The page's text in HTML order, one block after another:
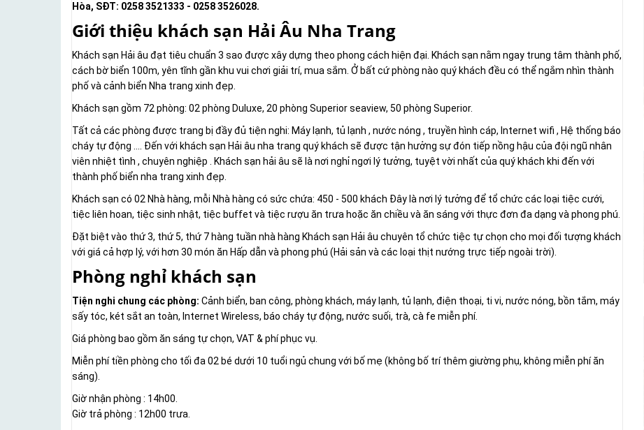
Hòa, SĐT: 0258 3521333 - 0258 3526028.
Giới thiệu khách sạn Hải Âu Nha Trang
Khách sạn Hải âu đạt tiêu chuẩn 3 sao được xây dựng theo phong cách hiện đại. Khách sạn nằm ngay trung tâm thành phố,
cách bờ biển 100m, yên tĩnh gần khu vui chơi giải trí, mua sắm. Ở bất cứ phòng nào quý khách đều có thể ngắm nhìn thành
phố và cảnh biển Nha trang xinh đẹp.
Khách sạn gồm 72 phòng: 02 phòng Duluxe, 20 phòng Superior seaview, 50 phòng Superior.
Tất cả các phòng được trang bị đầy đủ tiện nghi: Máy lạnh, tủ lạnh , nước nóng , truyền hình cáp, Internet wifi , Hệ thống báo
cháy tự động …. Đến với khách sạn Hải âu nha trang quý khách sẽ được tận hưởng sự đón tiếp nồng hậu của đội ngũ nhân
viên nhiệt tình , chuyên nghiệp . Khách sạn hải âu sẽ là nơi nghỉ ngơi lý tưởng, tuyệt vời nhất của quý khách khi đến với
thành phố biển nha trang xinh đẹp.
Khách sạn có 02 Nhà hàng, mỗi Nhà hàng có sức chứa: 450 - 500 khách Đây là nơi lý tưởng để tổ chức các loại tiệc cưới,
tiệc liên hoan, tiệc sinh nhật, tiệc buffet và tiệc rượu ăn trưa hoặc ăn chiều và ăn sáng với thực đơn đa dạng và phong phú.
Đặt biệt vào thứ 3, thứ 5, thứ 7 hàng tuần nhà hàng Khách sạn Hải âu chuyên tổ chức tiệc tự chọn cho mọi đối tượng khách
với giá cả hợp lý, với hơn 30 món ăn Hấp dẫn và phong phú (Hải sản và các loại thịt nướng trực tiếp ngoài trời).
Phòng nghỉ khách sạn
Tiện nghi chung các phòng: Cảnh biển, ban công, phòng khách, máy lạnh, tủ lạnh, điện thoại, ti vi, nước nóng, bồn tắm, máy
sấy tóc, két sắt an toàn, Internet Wireless, báo cháy tự động, nước suối, trà, cà fe miễn phí.
Giá phòng bao gồm ăn sáng tự chọn, VAT & phí phục vụ.
Miễn phí tiền phòng cho tối đa 02 bé dưới 10 tuổi ngủ chung với bố mẹ (không bố trí thêm giường phụ, không miễn phí ăn
sáng).
Giờ nhận phòng : 14h00.
Giờ trả phòng : 12h00 trưa.